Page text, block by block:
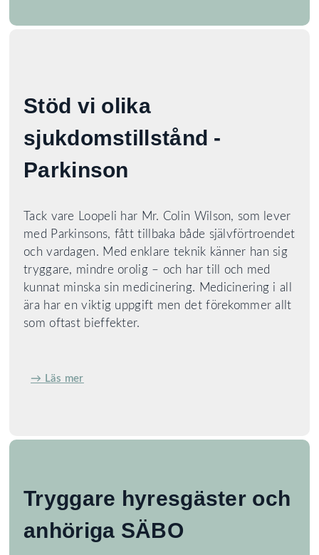
Stöd vi olika
sjukdomstillstånd -
Parkinson
Tack vare Loopeli har Mr. Colin Wilson, som lever
med Parkinsons, fått tillbaka både självförtroendet
och vardagen. Med enklare teknik känner han sig
tryggare, mindre orolig – och har till och med
kunnat minska sin medicinering. Medicinering i all
ära har en viktig uppgift men det förekommer allt
som oftast bieffekter.
→ Läs mer
Tryggare hyresgäster och
anhöriga SÄBO